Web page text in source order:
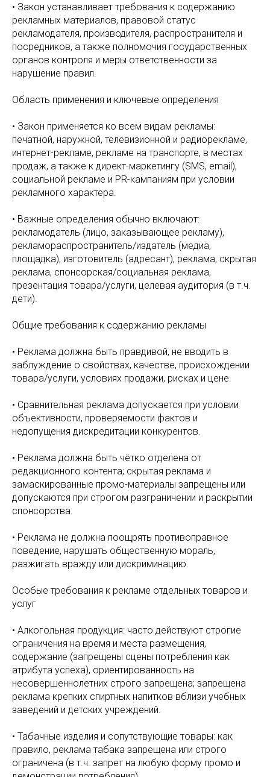
• Закон устанавливает требования к содержанию
рекламных материалов, правовой статус
рекламодателя, производителя, распространителя и
посредников, а также полномочия государственных
органов контроля и меры ответственности за
нарушение правил.
Область применения и ключевые определения
• Закон применяется ко всем видам рекламы:
печатной, наружной, телевизионной и радиорекламе,
интернет-рекламе, рекламе на транспорте, в местах
продаж, а также к директ-маркетингу (SMS, email),
социальной рекламе и PR-кампаниям при условии
рекламного характера.
• Важные определения обычно включают:
рекламодатель (лицо, заказывающее рекламу),
рекламораспространитель/издатель (медиа,
площадка), изготовитель (адресант), реклама, скрытая
реклама, спонсорская/социальная реклама,
презентация товара/услуги, целевая аудитория (в т.ч.
дети).
Общие требования к содержанию рекламы
• Реклама должна быть правдивой, не вводить в
заблуждение о свойствах, качестве, происхождении
товара/услуги, условиях продажи, рисках и цене.
• Сравнительная реклама допускается при условии
объективности, проверяемости фактов и
недопущения дискредитации конкурентов.
• Реклама должна быть чётко отделена от
редакционного контента; скрытая реклама и
замаскированные промо-материалы запрещены или
допускаются при строгом разграничении и раскрытии
спонсорства.
• Реклама не должна поощрять противоправное
поведение, нарушать общественную мораль,
разжигать вражду или дискриминацию.
Особые требования к рекламе отдельных товаров и
услуг
• Алкогольная продукция: часто действуют строгие
ограничения на время и места размещения,
содержание (запрещены сцены потребления как
атрибута успеха), ориентированность на
несовершеннолетних строго запрещена; запрещена
реклама крепких спиртных напитков вблизи учебных
заведений и детских учреждений.
• Табачные изделия и сопутствующие товары: как
правило, реклама табака запрещена или строго
ограничена (в т.ч. запрет на любую форму промо и